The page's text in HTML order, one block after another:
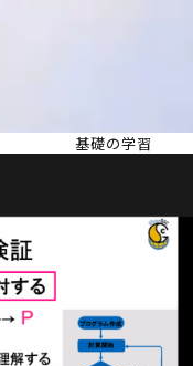
基礎の学習